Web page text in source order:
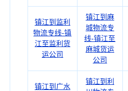
镇江到监利
物流专线-镇
江至监利货
运公司
镇江到麻
城物流专
线-镇江至
麻城货运
公司
镇江到广水
镇江到利